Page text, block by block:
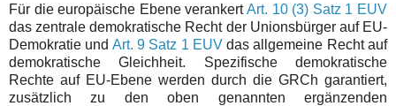
Für die europäische Ebene verankertArt. 10 (3) Satz 1 EUV
das zentrale demokratische Recht der Unionsbürger auf EU-
Demokratie und Art. 9 Satz 1 EUVdas allgemeine Recht auf
demokratische Gleichheit. Spezifische demokratische
Rechte auf EU-Ebene werden durch die GRCh garantiert,
zusätzlich zu den oben genannten ergänzenden